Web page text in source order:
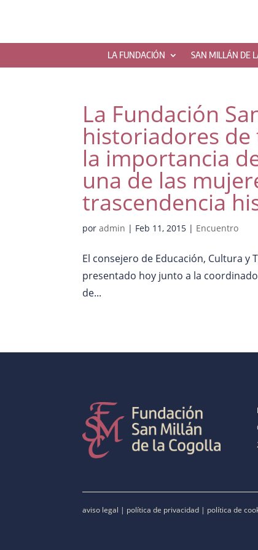
LA FUNDACIÓN SAN MILLÁN DE
La Fundación
historiadores
la importancia
una de las
trascendencia
poradmin | Feb 11, 2015 | Encuentro
El consejero de Educación, Cultura y
presentado hoy junto a la
de...
aviso legal | política de privacidad | política de